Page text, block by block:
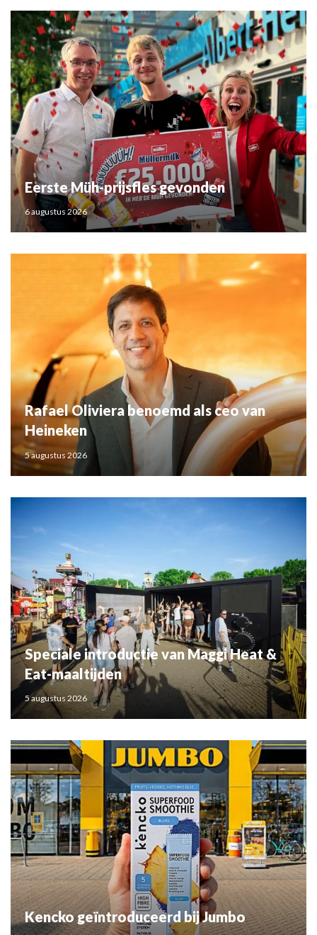
Eerste Müh-prijsfles gevonden
6 augustus 2026
Rafael Oliviera benoemd als ceo van
Heineken
5 augustus 2026
Speciale introductie van Maggi Heat &
Eat-maaltijden
5 augustus 2026
Kencko geïntroduceerd bij Jumbo